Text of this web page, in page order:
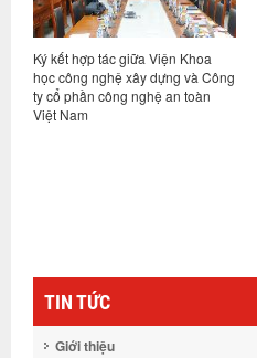
Ký kết hợp tác giữa Viện Khoa
học công nghệ xây dựng và Công
ty cổ phần công nghệ an toàn
Việt Nam
TIN TỨC
Giới thiệu